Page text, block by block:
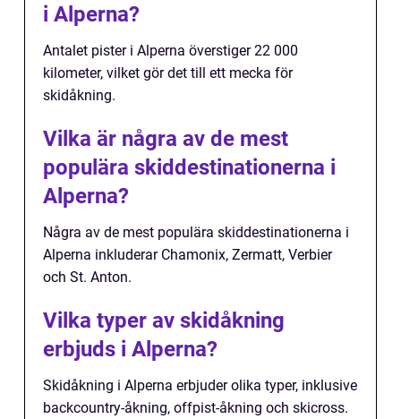
i Alperna?
Antalet pister i Alperna överstiger 22 000
kilometer, vilket gör det till ett mecka för
skidåkning.
Vilka är några av de mest
populära skiddestinationerna i
Alperna?
Några av de mest populära skiddestinationerna i
Alperna inkluderar Chamonix, Zermatt, Verbier
och St. Anton.
Vilka typer av skidåkning
erbjuds i Alperna?
Skidåkning i Alperna erbjuder olika typer, inklusive
backcountry-åkning, offpist-åkning och skicross.